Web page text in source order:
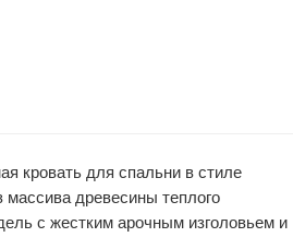
кровать для спальни в стиле
массива древесины теплого
с жестким арочным изголовьем и